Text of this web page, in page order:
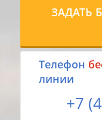
ЗАДАТЬ
Tелефон
линии
+7